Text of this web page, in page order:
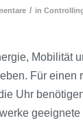
/ in
Mobilität
Für einen
Uhr
geeignete